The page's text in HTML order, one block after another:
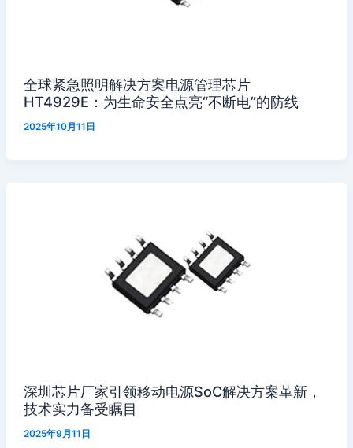
全球紧急照明解决方案电源管理芯片
HT4929E：为生命安全点亮“不断电”的防线
2025年10月11日
深圳芯片厂家引领移动电源SoC解决方案革新，
技术实力备受瞩目
2025年9月11日